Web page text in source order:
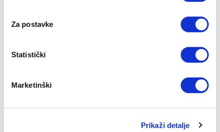
Za postavke
Statistički
Marketinški
Prikaži detalje